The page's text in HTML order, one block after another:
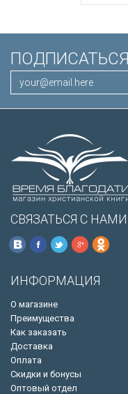
СВЯЗАТЬСЯ С НАМИ
ИНФОРМАЦИЯ
О магазине
Преимущества
Как заказать
Доставка
Оплата
Скидки и бонусы
Оптовый отдел